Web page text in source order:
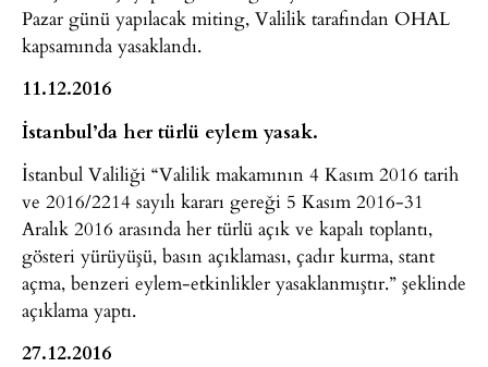
Pazar günü yapılacak miting, Valilik tarafından OHAL
kapsamında yasaklandı.
11.12.2016
İstanbul’da her türlü eylem yasak.
İstanbul Valiliği “Valilik makamının 4 Kasım 2016 tarih
ve 2016/2214 sayılı kararı gereği 5 Kasım 2016-31
Aralık 2016 arasında her türlü açık ve kapalı toplantı,
gösteri yürüyüşü, basın açıklaması, çadır kurma, stant
açma, benzeri eylem-etkinlikler yasaklanmıştır.” şeklinde
açıklama yaptı.
27.12.2016